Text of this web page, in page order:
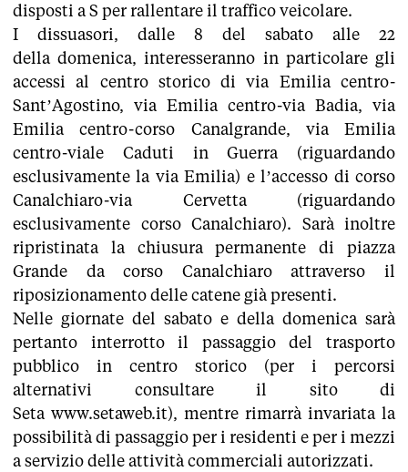
disposti a S per rallentare il traffico veicolare.
I dissuasori, dalle 8 del sabato alle 22
della domenica, interesseranno in particolare gli
accessi al centro storico di via Emilia centro-
Sant’Agostino, via Emilia centro-via Badia, via
Emilia centro-corso Canalgrande, via Emilia
centro-viale Caduti in Guerra (riguardando
esclusivamente la via Emilia) e l’accesso di corso
Canalchiaro-via Cervetta (riguardando
esclusivamente corso Canalchiaro). Sarà inoltre
ripristinata la chiusura permanente di piazza
Grande da corso Canalchiaro attraverso il
riposizionamento delle catene già presenti.
Nelle giornate del sabato e della domenica sarà
pertanto interrotto il passaggio del trasporto
pubblico in centro storico (per i percorsi
alternativi consultare il sito di
Seta www.setaweb.it), mentre rimarrà invariata la
possibilità di passaggio per i residenti e per i mezzi
a servizio delle attività commerciali autorizzati.